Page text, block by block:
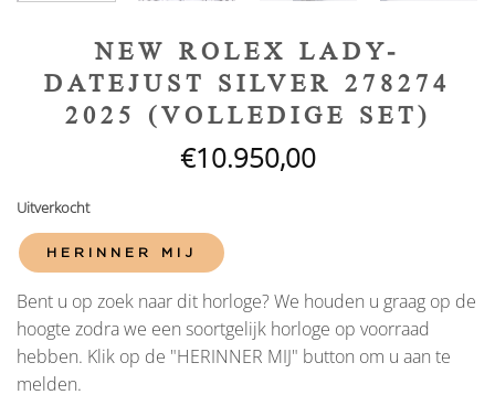
NEW ROLEX LADY-
DATEJUST SILVER 278274
2025 (VOLLEDIGE SET)
€10.950,00
Uitverkocht
HERINNER MIJ
Bent u op zoek naar dit horloge? We houden u graag op de
hoogte zodra we een soortgelijk horloge op voorraad
hebben. Klik op de "HERINNER MIJ" button om u aan te
melden.